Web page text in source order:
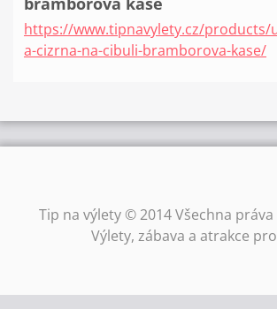
https://www.tipnavylety.cz/products/
a-cizrna-na-cibuli-bramborova-kase/
Tip na výlety © 2014 Všechna
Výlety, zábava a atrakce